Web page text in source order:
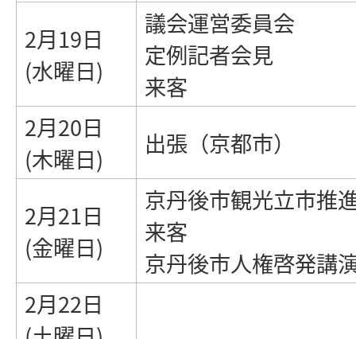
2月19日
(水曜日)
議会運営委員会
定例記者会見
来客
2月20日
(木曜日)
出張（京都市）
2月21日
(金曜日)
京丹後市観光立市推
来客
京丹後市人権啓発講
2月22日